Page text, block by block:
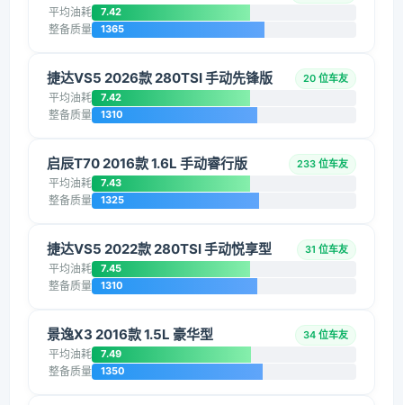
平均油耗 7.42
整备质量 1365
捷达VS5 2026款 280TSI 手动先锋版 20 位车友
平均油耗 7.42
整备质量 1310
启辰T70 2016款 1.6L 手动睿行版 233 位车友
平均油耗 7.43
整备质量 1325
捷达VS5 2022款 280TSI 手动悦享型 31 位车友
平均油耗 7.45
整备质量 1310
景逸X3 2016款 1.5L 豪华型 34 位车友
平均油耗 7.49
整备质量 1350